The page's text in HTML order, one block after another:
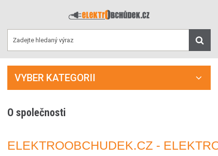
VYBER KATEGORII
O společnosti
ELEKTROOBCHUDEK.CZ -